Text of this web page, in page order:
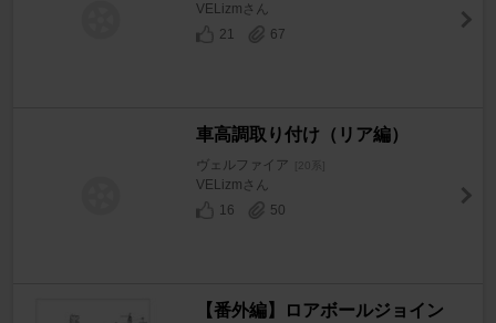
VELizmさん
21
67
車高調取り付け（リア編）
ヴェルファイア [20系]
VELizmさん
16
50
【番外編】ロアボールジョイン